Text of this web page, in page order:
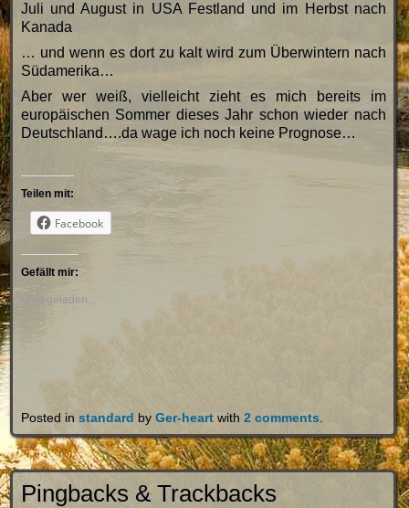
Juli und August in USA Festland und im Herbst nach
Kanada
… und wenn es dort zu kalt wird zum Überwintern nach
Südamerika…
Aber wer weiß, vielleicht zieht es mich bereits im
europäischen Sommer dieses Jahr schon wieder nach
Deutschland….da wage ich noch keine Prognose…
Teilen mit:
Facebook
Gefällt mir:
Wird geladen...
Posted in standard by Ger-heartwith 2 comments
Pingbacks & Trackbacks